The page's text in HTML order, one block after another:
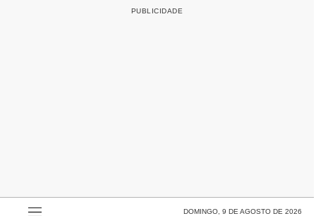
DOMINGO, 9 DE AGOSTO DE 2026